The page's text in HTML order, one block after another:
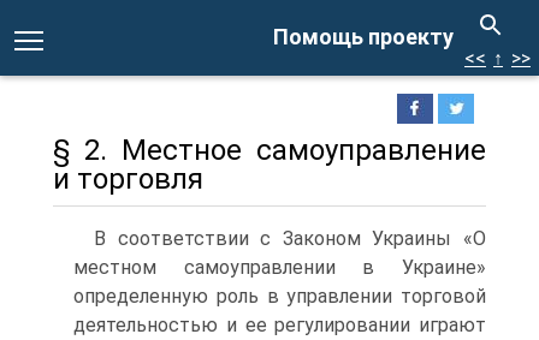
Помощь проекту
<< ↑ >>
§ 2. Местное самоуправление
и торговля
В соответствии с Законом Украины «О
местном самоуправлении в Украине»
определенную роль в управлении торговой
деятельностью и ее регулировании играют